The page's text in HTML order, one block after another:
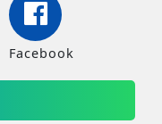
Facebook